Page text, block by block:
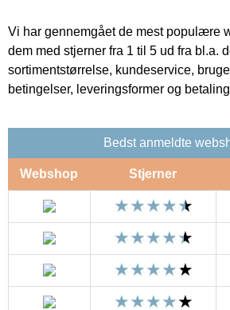
Vi har gennemgået de mest populære
dem med stjerner fra 1 til 5 ud fra bl.a.
sortimentstørrelse, kundeservice,
betingelser, leveringsformer og
Bedst anmeldte
Webshop Stjerner